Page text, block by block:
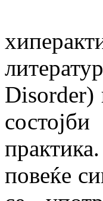
Disorder)
повеќе